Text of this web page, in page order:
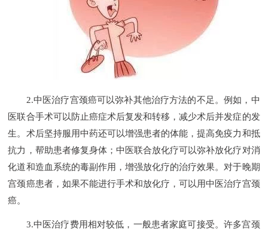
2.中医治疗宫颈癌可以弥补其他治疗方法的不足。例如，中
医联合手术可以防止癌症术后复发和转移，减少术后并发症的发
生。术后坚持服用中药还可以增强患者的体能，提高免疫力和抵
抗力，帮助患者修复身体；中医联合放化疗可以弥补放化疗对消
化道和造血系统的毒副作用，增强放化疗的治疗效果。对于晚期
宫颈癌患者，如果不能进行手术和放化疗，可以用中医治疗宫颈
癌。
3.中医治疗费用相对较低，一般患者家庭可接受。许多宫颈